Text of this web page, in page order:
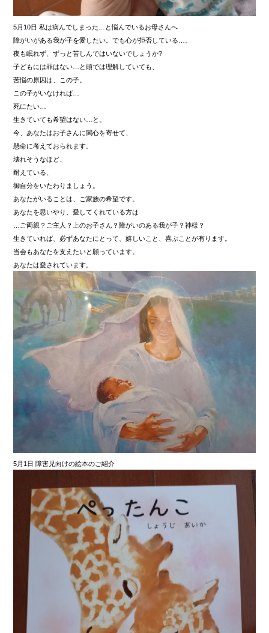
5月10日 私は病んでしまった…と悩んでいるお母さんへ
障がいがある我が子を愛したい。でも心が拒否している…。
夜も眠れず、ずっと苦しんではいないでしょうか?
子どもには罪はない…と頭では理解していても、
苦悩の原因は、この子。
この子がいなければ…
死にたい…
生きていても希望はない…と。
今、あなたはお子さんに関心を寄せて、
懸命に考えておられます。
壊れそうなほど、
耐えている、
御自分をいたわりましょう。
あなたがいることは、ご家族の希望です。
あなたを思いやり、愛してくれている方は
…ご両親？ご主人？上のお子さん？障がいのある我が子？神様？
生きていれば、必ずあなたにとって、嬉しいこと、喜ぶことが有ります。
当会もあなたを支えたいと願っています。
あなたは愛されています。
5月1日 障害児向けの絵本のご紹介